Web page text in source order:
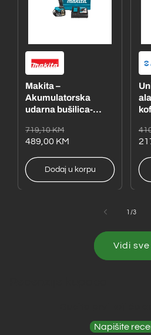
Makita –
Akumulatorska
udarna bušilica-
DHP485RFE1
Redovna
cijena
719,10 KM
Akcijska
cijena
489,00 KM
Dodaj u korpu
1 /od
3
Vidi sve
Napišite